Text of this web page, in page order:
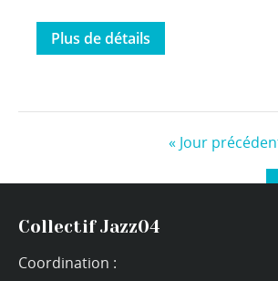
Plus de détails
« Jour
Collectif Jazz04
Coordination :